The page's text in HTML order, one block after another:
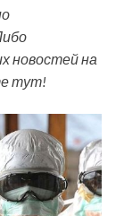
новостей на
тут!